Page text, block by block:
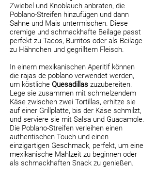
Zwiebel und Knoblauch anbraten, die
Poblano-Streifen hinzufügen und dann
Sahne und Mais untermischen. Diese
cremige und schmackhafte Beilage passt
perfekt zu Tacos, Burritos oder als Beilage
zu Hähnchen und gegrilltem Fleisch.
In einem mexikanischen Aperitif können
die rajas de poblano verwendet werden,
um köstliche Quesadillas zuzubereiten.
Lege sie zusammen mit schmelzendem
Käse zwischen zwei Tortillas, erhitze sie
auf einer Grillplatte, bis der Käse schmilzt,
und serviere sie mit Salsa und Guacamole.
Die Poblano-Streifen verleihen einen
authentischen Touch und einen
einzigartigen Geschmack, perfekt, um eine
mexikanische Mahlzeit zu beginnen oder
als schmackhaften Snack zu genießen.